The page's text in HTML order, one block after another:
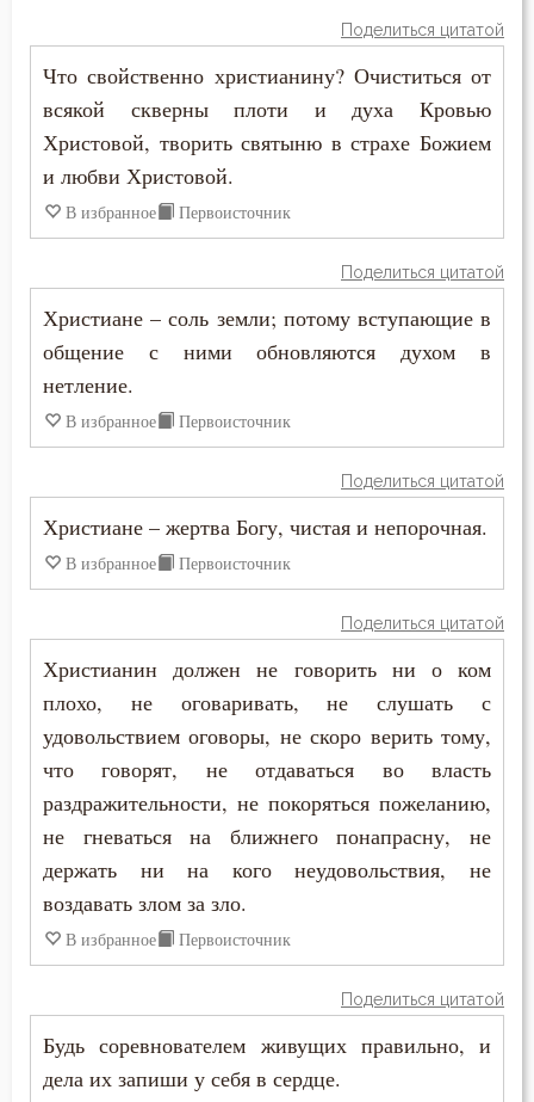
Подвижничество
Познание себя
Поклон
Помощь Божия
Порок
Послушание
Пост
Похоть
Праведность
Прелюбодеяние
Привычки
Приметы
Промысел Божий
Поделиться цитатой
Что свойственно христианину? Очиститься от
всякой скверны плоти и духа Кровью
Христовой, творить святыню в страхе Божием
и любви Христовой.
В избранное Первоисточник
Поделиться цитатой
Христиане – соль земли; потому вступающие в
общение с ними обновляются духом в
нетление.
В избранное Первоисточник
Поделиться цитатой
Христиане – жертва Богу, чистая и непорочная.
В избранное Первоисточник
Поделиться цитатой
Христианин должен не говорить ни о ком
плохо, не оговаривать, не слушать с
удовольствием оговоры, не скоро верить тому,
что говорят, не отдаваться во власть
раздражительности, не покоряться пожеланию,
не гневаться на ближнего понапрасну, не
держать ни на кого неудовольствия, не
воздавать злом за зло.
В избранное Первоисточник
Поделиться цитатой
Будь соревнователем живущих правильно, и
дела их запиши у себя в сердце.